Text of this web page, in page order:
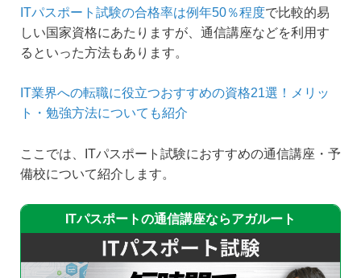
ITパスポート試験の合格率は例年50％程度で比較的易
しい国家資格にあたりますが、通信講座などを利用す
るといった方法もあります。
IT業界への転職に役立つおすすめの資格21選！メリッ
ト・勉強方法についても紹介
ここでは、ITパスポート試験におすすめの通信講座・予
備校について紹介します。
ITパスポートの通信講座ならアガルート